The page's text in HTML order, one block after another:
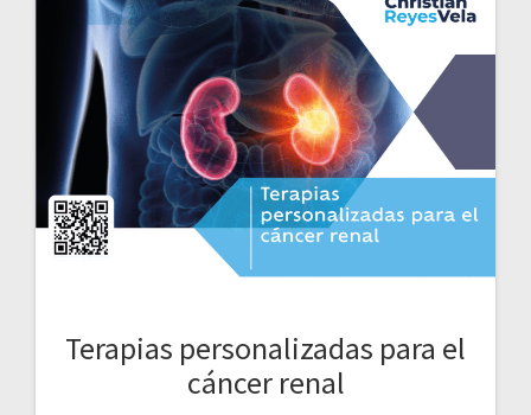
Terapias personalizadas para el
cáncer renal